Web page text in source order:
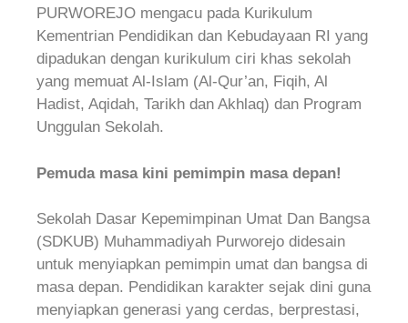
PURWOREJO mengacu pada Kurikulum
Kementrian Pendidikan dan Kebudayaan RI yang
dipadukan dengan kurikulum ciri khas sekolah
yang memuat Al-Islam (Al-Qur’an, Fiqih, Al
Hadist, Aqidah, Tarikh dan Akhlaq) dan Program
Unggulan Sekolah.
Pemuda masa kini pemimpin masa depan!
Sekolah Dasar Kepemimpinan Umat Dan Bangsa
(SDKUB) Muhammadiyah Purworejo didesain
untuk menyiapkan pemimpin umat dan bangsa di
masa depan. Pendidikan karakter sejak dini guna
menyiapkan generasi yang cerdas, berprestasi,